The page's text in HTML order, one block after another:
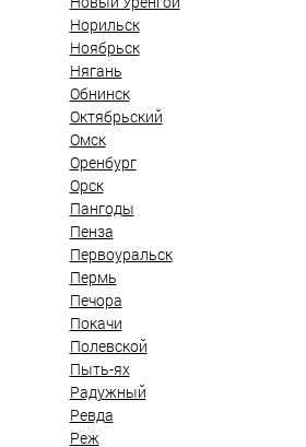
Норильск
Ноябрьск
Нягань
Обнинск
Октябрьский
Омск
Оренбург
Орск
Пангоды
Пенза
Первоуральск
Пермь
Печора
Покачи
Полевской
Пыть-ях
Радужный
Ревда
Реж